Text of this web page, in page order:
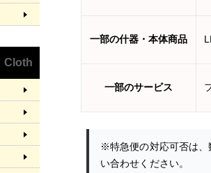
一部の什器・本体商品
一部のサービス
※特急便の対応可否は、
い合わせください。
Cloth